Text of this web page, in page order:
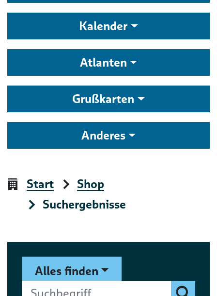
Kalender
Atlanten
Grußkarten
Anderes
Start
Shop
Suchergebnisse
Suchformular
Alles finden
Suchbegriff